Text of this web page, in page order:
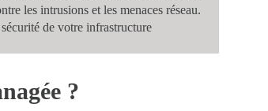
les intrusions et les menaces réseau.
de votre infrastructure
?